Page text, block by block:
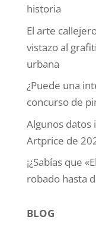
historia
El arte
vistazo al
urbana
¿Puede una
concurso de
Algunos
Artprice de
¡¿Sabías que
robado hasta
BLOG